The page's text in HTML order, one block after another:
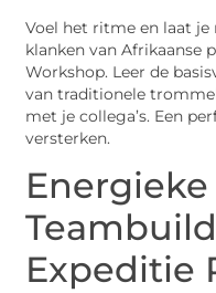
Voel het ritme en laat je
klanken van Afrikaanse
Workshop. Leer de
van traditionele
met je collega’s. Een
versterken.
Energieke
Expeditie